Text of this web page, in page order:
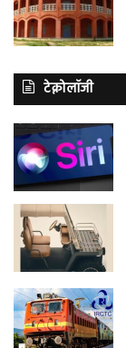
टेक्नोलॉजी